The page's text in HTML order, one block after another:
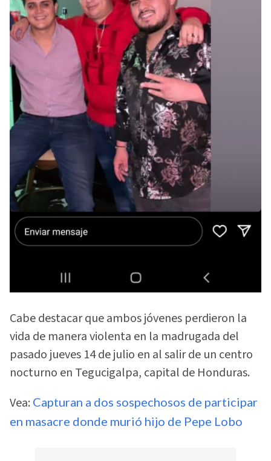
Cabe destacar que ambos jóvenes perdieron la
vida de manera violenta en la madrugada del
pasado jueves 14 de julio en al salir de un centro
nocturno en Tegucigalpa, capital de Honduras.
Vea: Capturan a dos sospechosos de participar
en masacre donde murió hijo de Pepe Lobo